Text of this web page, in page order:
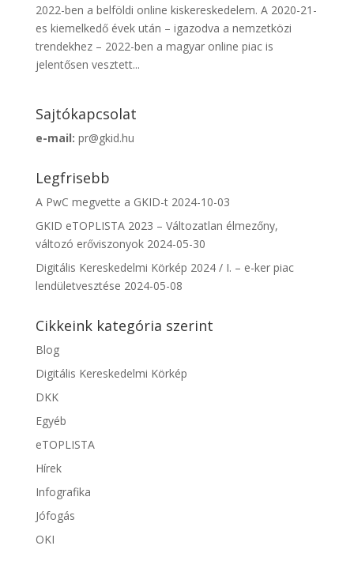
2022-ben a belföldi online kiskereskedelem. A 2020-21-
es kiemelkedő évek után – igazodva a nemzetközi
trendekhez – 2022-ben a magyar online piac is
jelentősen vesztett...
Sajtókapcsolat
e-mail: pr@gkid.hu
Legfrisebb
A PwC megvette a GKID-t 2024-10-03
GKID eTOPLISTA 2023 – Változatlan élmezőny,
változó erőviszonyok 2024-05-30
Digitális Kereskedelmi Körkép 2024 / I. – e-ker piac
lendületvesztése 2024-05-08
Cikkeink kategória szerint
Blog
Digitális Kereskedelmi Körkép
DKK
Egyéb
eTOPLISTA
Hírek
Infografika
Jófogás
OKI